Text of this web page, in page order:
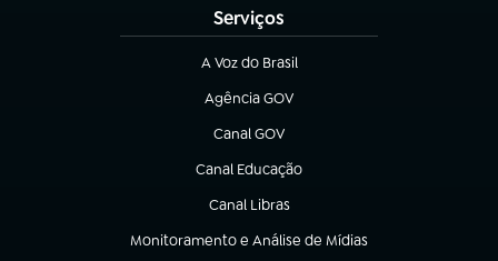
Serviços
A Voz do Brasil
(abre em nova aba)
Agência GOV
(abre em nova aba)
Canal GOV
(abre em nova aba)
Canal Educação
(abre em nova aba)
Canal Libras
(abre em nova aba)
Monitoramento e Análise de Mídias
(abre em nova aba)